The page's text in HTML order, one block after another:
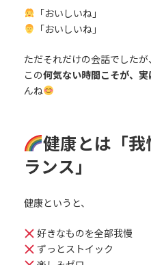
「おいしいね」
「おいしいね」
ただそれだけの会話でしたが
この何気ない時間こそが、
んね
健康とは「
ランス」
健康というと、
好きなものを全部我慢
ずっとストイック